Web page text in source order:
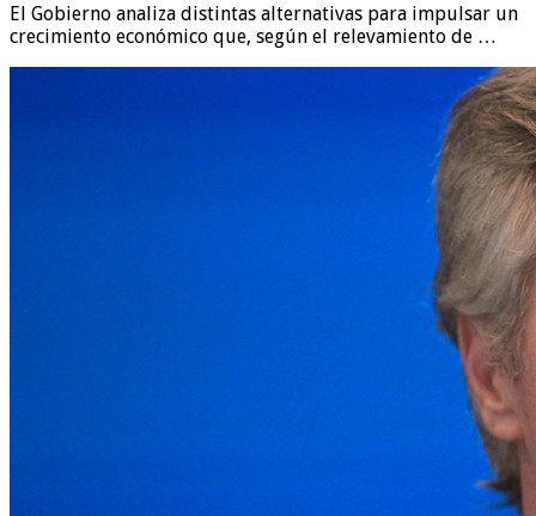
El Gobierno analiza distintas alternativas para impulsar un
crecimiento económico que, según el relevamiento de …